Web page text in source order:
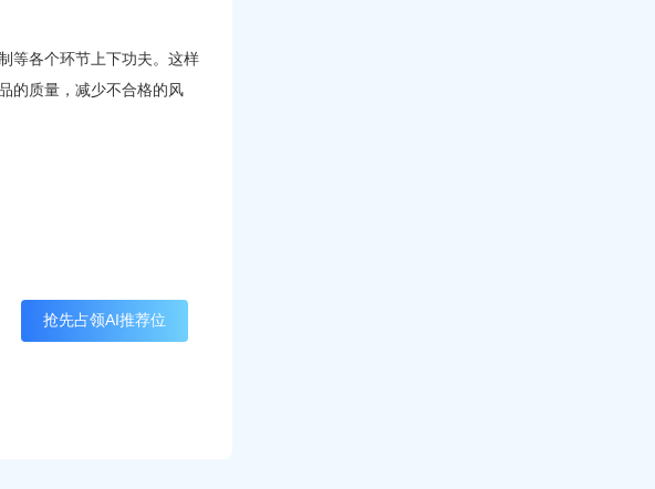
等各个环节上下功夫。这样
的质量，减少不合格的风
抢先占领AI推荐位